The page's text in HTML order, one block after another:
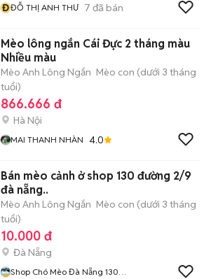
ĐĐỖ THỊ ANH THƯ 7 đã bán
Mèo lông ngắn Cái Đực 2 tháng màu
Nhiều màu
Mèo Anh Lông Ngắn Mèo con (dưới 3 tháng
tuổi)
866.666 đ
Hà Nội
MAI THANH NHÀN 4.0
Bán mèo cảnh ở shop 130 đường 2/9
đà nẵng..
Mèo Anh Lông Ngắn Mèo con (dưới 3 tháng
tuổi)
10.000 đ
Đà Nẵng
Shop Chó Mèo Đà Nẵng 130